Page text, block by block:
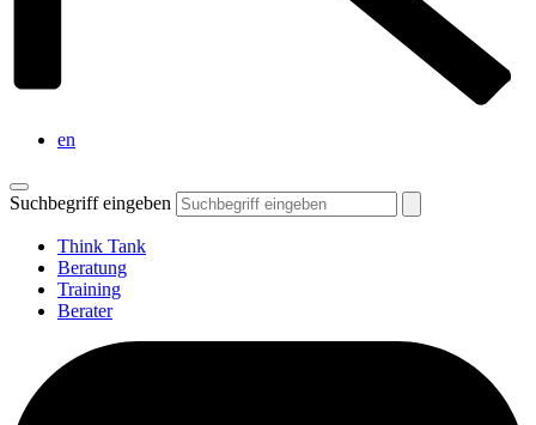
en
Suchbegriff eingeben
Think Tank
Beratung
Training
Berater